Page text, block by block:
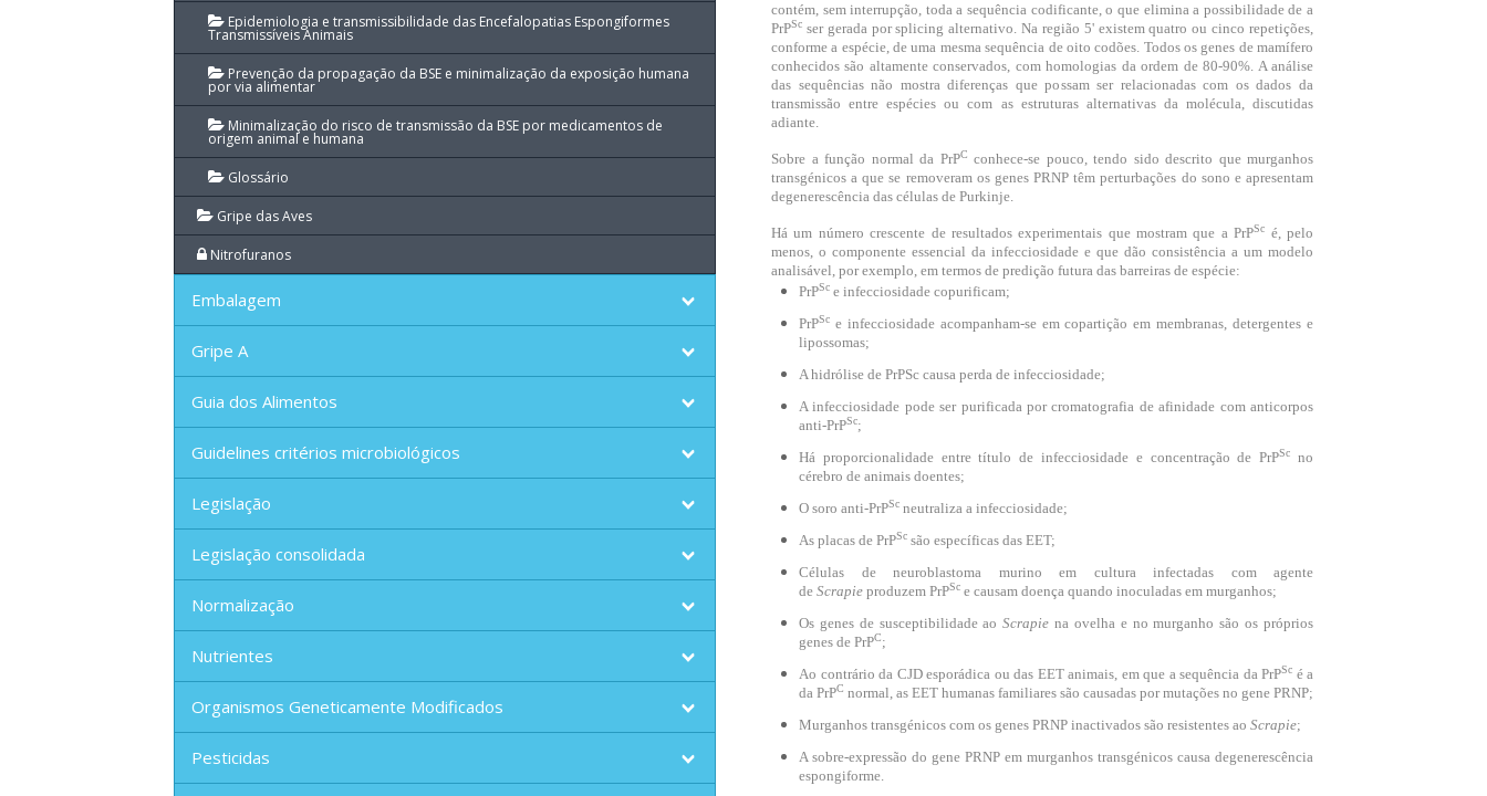
contém, sem interrupção, toda a sequência codificante, o que elimina a possibilidade de a
PrPSc ser gerada por splicing alternativo. Na região 5' existem quatro ou cinco repetições,
conforme a espécie, de uma mesma sequência de oito codões. Todos os genes de mamífero
conhecidos são altamente conservados, com homologias da ordem de 80-90%. A análise
das sequências não mostra diferenças que possam ser relacionadas com os dados da
transmissão entre espécies ou com as estruturas alternativas da molécula, discutidas
adiante.
Sobre a função normal da PrPC conhece-se pouco, tendo sido descrito que murganhos
transgénicos a que se removeram os genes PRNP têm perturbações do sono e apresentam
degenerescência das células de Purkinje.
Há um número crescente de resultados experimentais que mostram que a PrPSc é, pelo
menos, o componente essencial da infecciosidade e que dão consistência a um modelo
analisável, por exemplo, em termos de predição futura das barreiras de espécie:
PrPSc e infecciosidade copurificam;
PrPSc e infecciosidade acompanham-se em copartição em membranas, detergentes e
lipossomas;
A hidrólise de PrPSc causa perda de infecciosidade;
A infecciosidade pode ser purificada por cromatografia de afinidade com anticorpos
anti-PrPSc;
Há proporcionalidade entre título de infecciosidade e concentração de PrPSc
no
cérebro de animais doentes;
O soro anti-PrPSc neutraliza a infecciosidade;
As placas de PrPSc são específicas das EET;
Células de neuroblastoma murino em cultura infectadas com agente
de Scrapie produzem PrPSc e causam doença quando inoculadas em murganhos;
Os genes de susceptibilidade aoScrapie na ovelha e no murganho são os próprios
genes de PrPC;
Ao contrário da CJD esporádica ou das EET animais, em que a sequência da PrPSc é a
da PrPC normal, as EET humanas familiares são causadas por mutações no gene PRNP;
Murganhos transgénicos com os genes PRNP inactivados são resistentes ao Scrapie;
A sobre-expressão do gene PRNP em murganhos transgénicos causa degenerescência
espongiforme.
Epidemiologia e transmissibilidade das Encefalopatias Espongiformes
Transmissíveis Animais
Prevenção da propagação da BSE e minimalização da exposição humana
por via alimentar
Minimalização do risco de transmissão da BSE por medicamentos de
origem animal e humana
Glossário
Gripe das Aves
Nitrofuranos
Embalagem
Gripe A
Guia dos Alimentos
Guidelines critérios microbiológicos
Legislação
Legislação consolidada
Normalização
Nutrientes
Organismos Geneticamente Modificados
Pesticidas